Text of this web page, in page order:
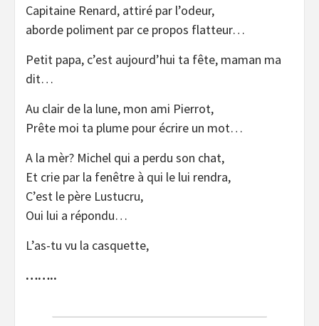
Capitaine Renard, attiré par l’odeur,
aborde poliment par ce propos flatteur…
Petit papa, c’est aujourd’hui ta fête, maman ma
dit…
Au clair de la lune, mon ami Pierrot,
Prête moi ta plume pour écrire un mot…
A la mèr? Michel qui a perdu son chat,
Et crie par la fenêtre à qui le lui rendra,
C’est le père Lustucru,
Oui lui a répondu…
L’as-tu vu la casquette,
……..